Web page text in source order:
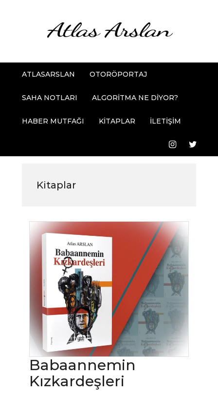
ATLASARSLAN OTORÖPORTAJ
SAHA NOTLARI ALGORİTMA NE DİYOR?
HABER MUTFAĞI KİTAPLAR İLETİŞİM
Kitaplar
Babaannemin
Kızkardeşleri